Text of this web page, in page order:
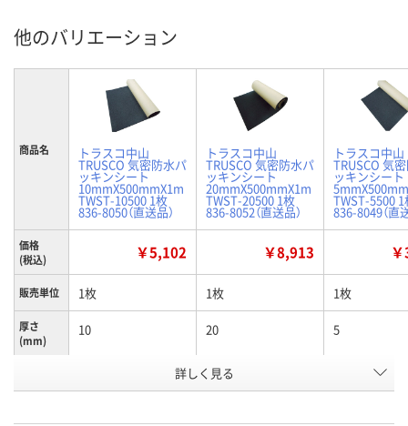
他のバリエーション
商品名 トラスコ中山
TRUSCO 気密防水パ
ッキンシート
10mmX500mmX1m
TWST-10500 1枚
836-8050（直送品）
トラスコ中山
TRUSCO 気密防水パ
ッキンシート
20mmX500mmX1m
TWST-20500 1枚
836-8052（直送品）
トラスコ中山
TRUSCO 気
ッキンシート
TWST-5500 1
836-8049（直
価格
(税込)
￥5,102 ￥8,913
販売単位 1枚 1枚 1枚
厚さ
(mm)
10 20 5
J130702 J130861
詳しく見る